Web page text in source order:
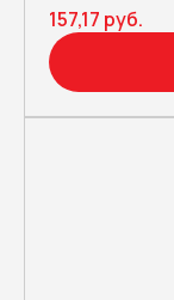
157,17 руб.